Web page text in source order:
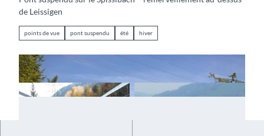
de Leissigen
points de vue pont suspendu été hiver